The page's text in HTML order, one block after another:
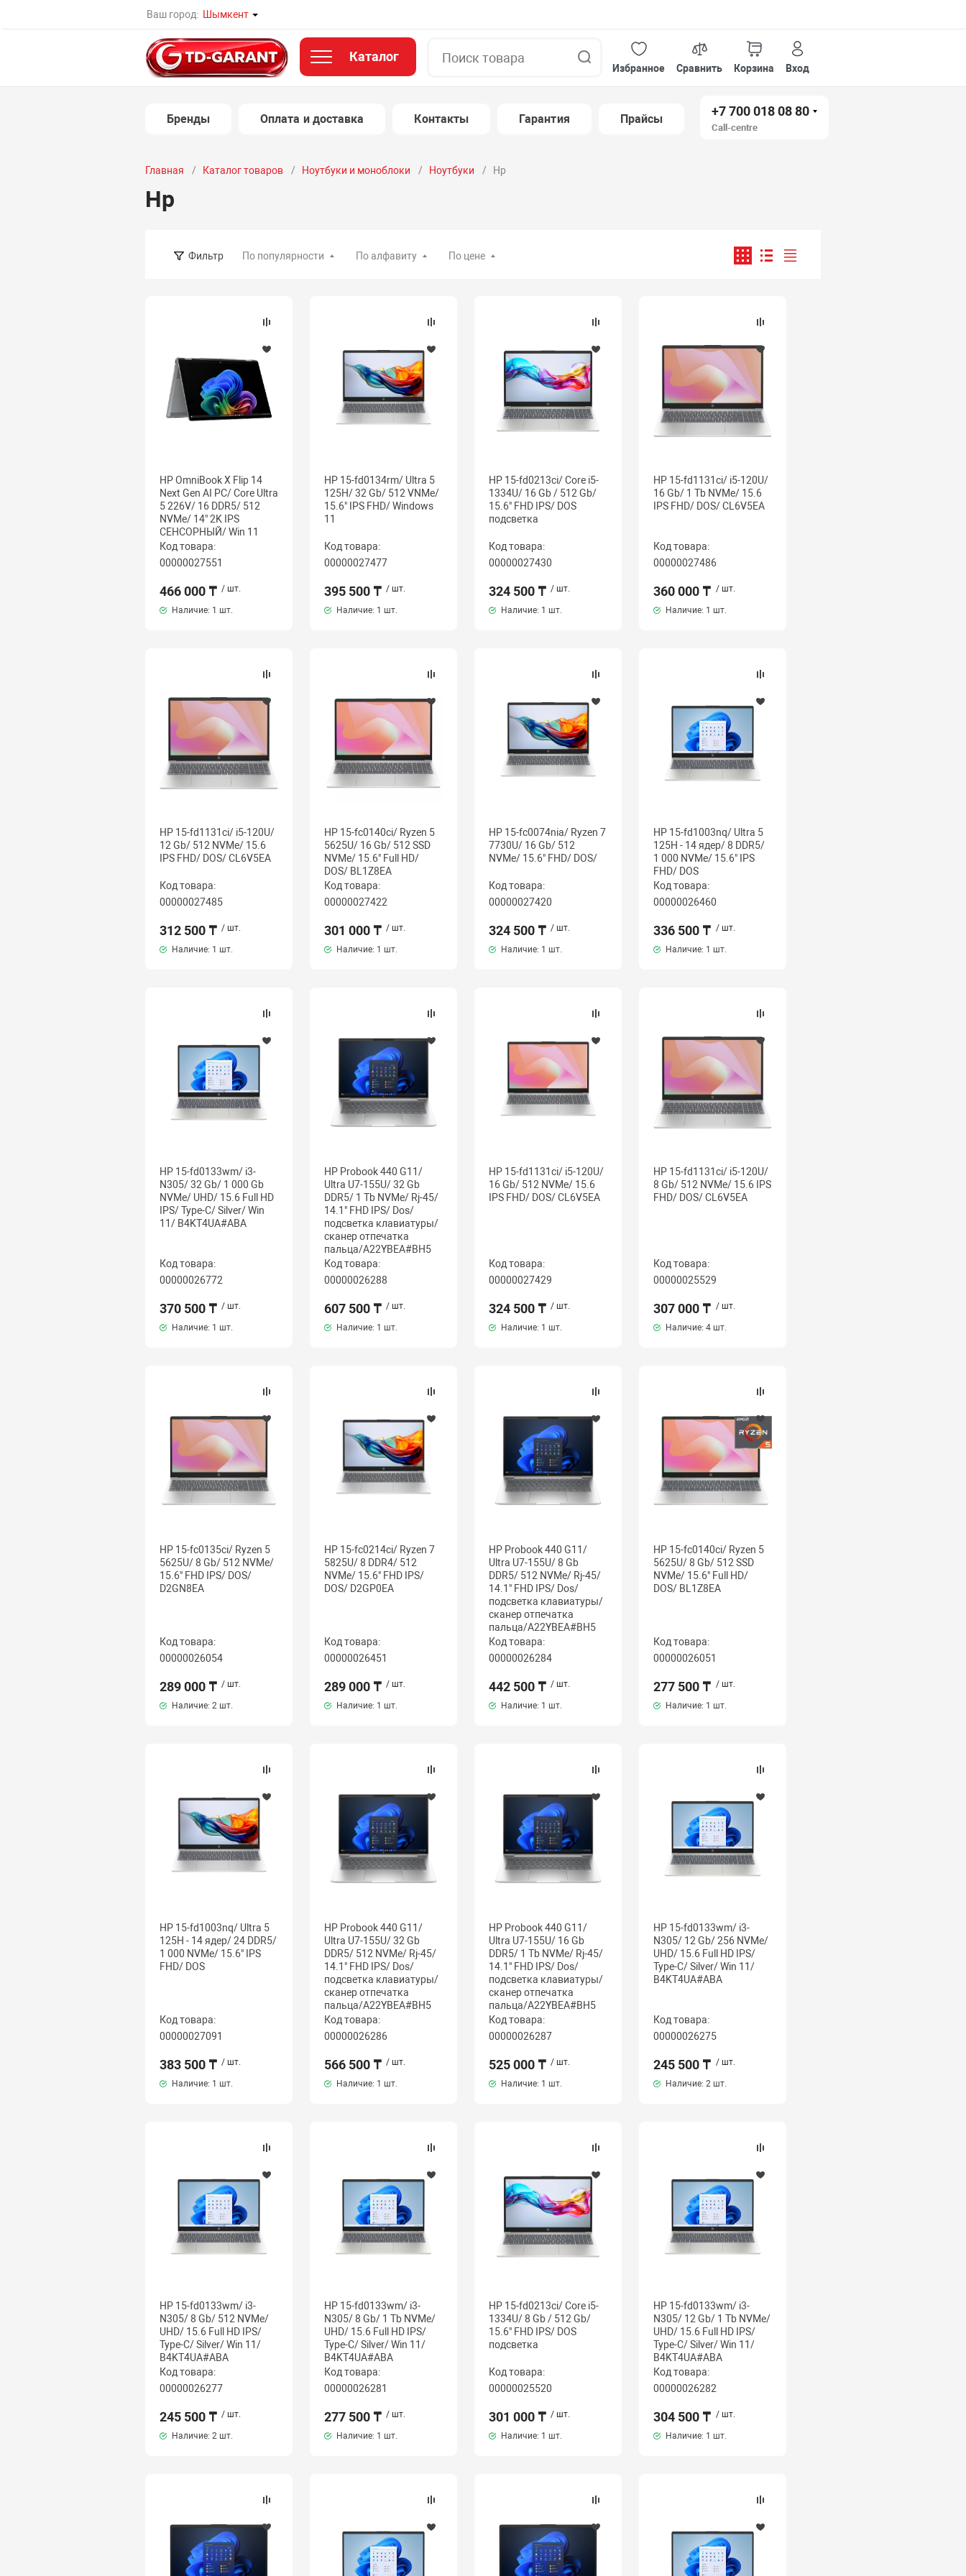
Ваш город: Шымкент
Каталог
Избранное
Сравнить Корзина Вход
Бренды Оплата и доставка Контакты Гарантия Прайсы
+7 700 018 08 80
Call-centre
Главная Каталог товаров Ноутбуки и моноблоки Ноутбуки Hp
Hp
Фильтр По популярности По алфавиту По цене
HP OmniBook X Flip 14
Next Gen AI PC/ Core Ultra
5 226V/ 16 DDR5/ 512
NVMe/ 14" 2K IPS
СЕНСОРНЫЙ/ Win 11
Код товара:
00000027551
466 000 ₸ / шт.
Наличие: 1 шт.
HP 15-fd0134rm/ Ultra 5
125H/ 32 Gb/ 512 VNMe/
15.6" IPS FHD/ Windows
11
Код товара:
00000027477
395 500 ₸ / шт.
Наличие: 1 шт.
HP 15-fd0213ci/ Core i5-
1334U/ 16 Gb / 512 Gb/
15.6" FHD IPS/ DOS
подсветка
Код товара:
00000027430
324 500 ₸ / шт.
Наличие: 1 шт.
HP 15-fd1131ci/ i5-120U/
16 Gb/ 1 Tb NVMe/ 15.6
IPS FHD/ DOS/ CL6V5EA
Код товара:
00000027486
360 000 ₸ / шт.
Наличие: 1 шт.
HP 15-fd1131ci/ i5-120U/
12 Gb/ 512 NVMe/ 15.6
IPS FHD/ DOS/ CL6V5EA
Код товара:
00000027485
312 500 ₸ / шт.
Наличие: 1 шт.
HP 15-fc0140ci/ Ryzen 5
5625U/ 16 Gb/ 512 SSD
NVMe/ 15.6" Full HD/
DOS/ BL1Z8EA
Код товара:
00000027422
301 000 ₸ / шт.
Наличие: 1 шт.
HP 15-fc0074nia/ Ryzen 7
7730U/ 16 Gb/ 512
NVMe/ 15.6" FHD/ DOS/
Код товара:
00000027420
324 500 ₸ / шт.
Наличие: 1 шт.
HP 15-fd1003nq/ Ultra 5
125H - 14 ядер/ 8 DDR5/
1 000 NVMe/ 15.6" IPS
FHD/ DOS
Код товара:
00000026460
336 500 ₸ / шт.
Наличие: 1 шт.
HP 15-fd0133wm/ i3-
N305/ 32 Gb/ 1 000 Gb
NVMe/ UHD/ 15.6 Full HD
IPS/ Type-C/ Silver/ Win
11/ B4KT4UA#ABA
Код товара:
00000026772
370 500 ₸ / шт.
Наличие: 1 шт.
HP Probook 440 G11/
Ultra U7-155U/ 32 Gb
DDR5/ 1 Tb NVMe/ Rj-45/
14.1" FHD IPS/ Dos/
подсветка клавиатуры/
сканер отпечатка
пальца/A22YBEA#BH5
Код товара:
00000026288
607 500 ₸ / шт.
Наличие: 1 шт.
HP 15-fd1131ci/ i5-120U/
16 Gb/ 512 NVMe/ 15.6
IPS FHD/ DOS/ CL6V5EA
Код товара:
00000027429
324 500 ₸ / шт.
Наличие: 1 шт.
HP 15-fd1131ci/ i5-120U/
8 Gb/ 512 NVMe/ 15.6 IPS
FHD/ DOS/ CL6V5EA
Код товара:
00000025529
307 000 ₸ / шт.
Наличие:4 шт.
HP 15-fc0135ci/ Ryzen 5
5625U/ 8 Gb/ 512 NVMe/
15.6" FHD IPS/ DOS/
D2GN8EA
Код товара:
00000026054
289 000 ₸ / шт.
Наличие: 2 шт.
HP 15-fc0214ci/ Ryzen 7
5825U/ 8 DDR4/ 512
NVMe/ 15.6" FHD IPS/
DOS/ D2GP0EA
Код товара:
00000026451
289 000 ₸ / шт.
Наличие: 1 шт.
HP Probook 440 G11/
Ultra U7-155U/ 8 Gb
DDR5/ 512 NVMe/ Rj-45/
14.1" FHD IPS/ Dos/
подсветка клавиатуры/
сканер отпечатка
пальца/A22YBEA#BH5
Код товара:
00000026284
442 500 ₸ / шт.
Наличие: 1 шт.
HP 15-fc0140ci/ Ryzen 5
5625U/ 8 Gb/ 512 SSD
NVMe/ 15.6" Full HD/
DOS/ BL1Z8EA
Код товара:
00000026051
277 500 ₸ / шт.
Наличие: 1 шт.
HP 15-fd1003nq/ Ultra 5
125H - 14 ядер/ 24 DDR5/
1 000 NVMe/ 15.6" IPS
FHD/ DOS
Код товара:
00000027091
383 500 ₸ / шт.
Наличие: 1 шт.
HP Probook 440 G11/
Ultra U7-155U/ 32 Gb
DDR5/ 512 NVMe/ Rj-45/
14.1" FHD IPS/ Dos/
подсветка клавиатуры/
сканер отпечатка
пальца/A22YBEA#BH5
Код товара:
00000026286
566 500 ₸ / шт.
Наличие: 1 шт.
HP Probook 440 G11/
Ultra U7-155U/ 16 Gb
DDR5/ 1 Tb NVMe/ Rj-45/
14.1" FHD IPS/ Dos/
подсветка клавиатуры/
сканер отпечатка
пальца/A22YBEA#BH5
Код товара:
00000026287
525 000 ₸ / шт.
Наличие: 1 шт.
HP 15-fd0133wm/ i3-
N305/ 12 Gb/ 256 NVMe/
UHD/ 15.6 Full HD IPS/
Type-C/ Silver/ Win 11/
B4KT4UA#ABA
Код товара:
00000026275
245 500 ₸ / шт.
Наличие:2 шт.
HP 15-fd0133wm/ i3-
N305/ 8 Gb/ 512 NVMe/
UHD/ 15.6 Full HD IPS/
Type-C/ Silver/ Win 11/
B4KT4UA#ABA
Код товара:
00000026277
245 500 ₸ / шт.
Наличие: 2 шт.
HP 15-fd0133wm/ i3-
N305/ 8 Gb/ 1 Tb NVMe/
UHD/ 15.6 Full HD IPS/
Type-C/ Silver/ Win 11/
B4KT4UA#ABA
Код товара:
00000026281
277 500 ₸ / шт.
Наличие: 1 шт.
HP 15-fd0213ci/ Core i5-
1334U/ 8 Gb / 512 Gb/
15.6" FHD IPS/ DOS
подсветка
Код товара:
00000025520
301 000 ₸ / шт.
Наличие: 1 шт.
HP 15-fd0133wm/ i3-
N305/ 12 Gb/ 1 Tb NVMe/
UHD/ 15.6 Full HD IPS/
Type-C/ Silver/ Win 11/
B4KT4UA#ABA
Код товара:
00000026282
304 500 ₸ / шт.
Наличие: 1 шт.